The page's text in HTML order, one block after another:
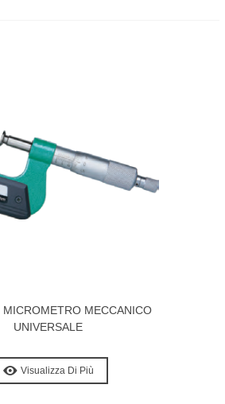
MICROMETRO MECCANICO
UNIVERSALE
Visualizza Di Più